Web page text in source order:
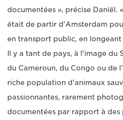
documentées », précise Daniël.
était de partir d'Amsterdam
en transport public, en
Il y a tant de pays, à l'image du
du Cameroun, du Congo ou de
riche population d'animaux
passionnantes, rarement
documentées par rapport à des